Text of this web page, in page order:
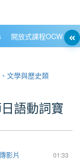
開放式課程OCW
文學與歷史類
語動詞寶
01:33
影片